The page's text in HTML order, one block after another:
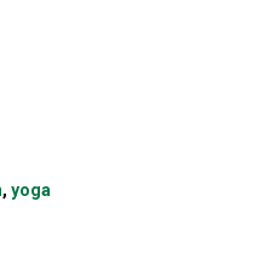
,yoga